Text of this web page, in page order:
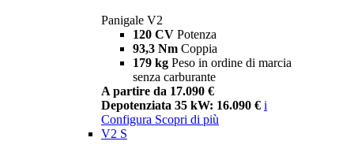
Panigale V2
120 CV Potenza
93,3 Nm Coppia
179 kg Peso in ordine di marcia
senza carburante
A partire da 17.090 €
Depotenziata 35 kW: 16.090 € i
Configura Scopri di più
V2 S